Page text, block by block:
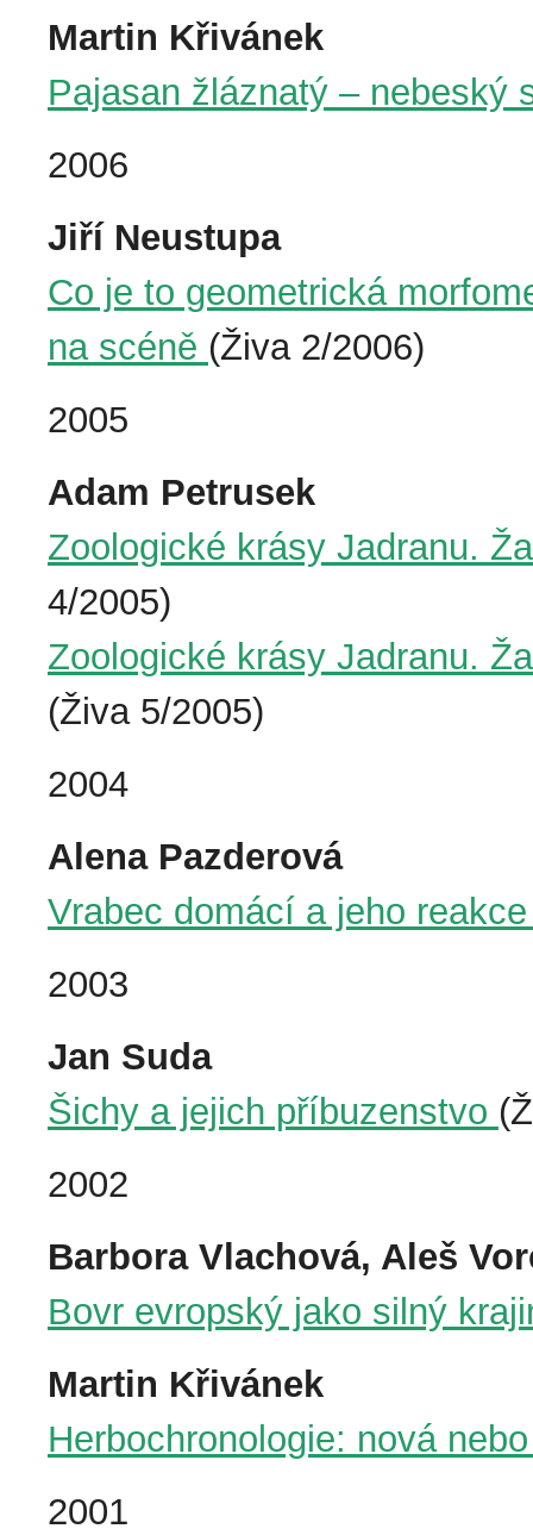
Martin Křivánek
Pajasan žláznatý – nebeský
2006
Jiří Neustupa
Co je to geometrická
na scéně (Živa 2/2006)
2005
Adam Petrusek
Zoologické krásy Jadranu.
4/2005)
Zoologické krásy Jadranu.
(Živa 5/2005)
2004
Alena Pazderová
Vrabec domácí a jeho
2003
Jan Suda
Šichy a jejich příbuzenstvo
2002
Barbora Vlachová, Aleš
Bovr evropský jako silný
Martin Křivánek
Herbochronologie: nová
2001